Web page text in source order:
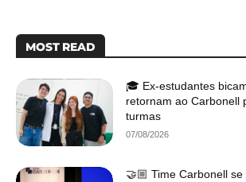
MOST READ
🎓 Ex-estudantes
retornam ao Carbonell
turmas
07/08/2026
🤝🏼 Time Carbonell